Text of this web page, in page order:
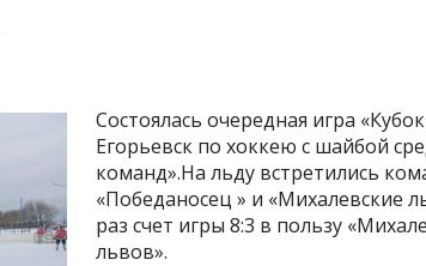
Состоялась очередная игра «Кубок
Егорьевск по хоккею с шайбой
команд».На льду встретились
«Победаносец » и «Михалевские
раз счет игры 8:3 в пользу
львов».